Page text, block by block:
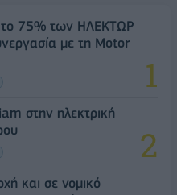
το 75% των ΗΛΕΚΤΩΡ
με τη Motor
στην ηλεκτρική
και σε νομικό